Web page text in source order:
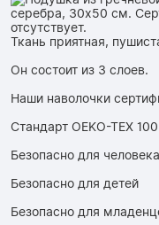
Ткань приятная,
Он состоит из 3 слоев.
Наши наволочки
Стандарт OEKO-TEX 100
Безопасно для человека
Безопасно для детей
Безопасно для